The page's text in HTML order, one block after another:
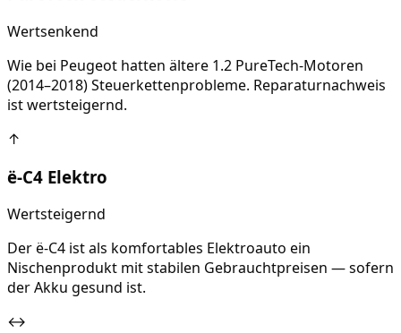
Wertsenkend
Wie bei Peugeot hatten ältere 1.2 PureTech-Motoren
(2014–2018) Steuerkettenprobleme. Reparaturnachweis
ist wertsteigernd.
↑
ë-C4 Elektro
Wertsteigernd
Der ë-C4 ist als komfortables Elektroauto ein
Nischenprodukt mit stabilen Gebrauchtpreisen — sofern
der Akku gesund ist.
↔